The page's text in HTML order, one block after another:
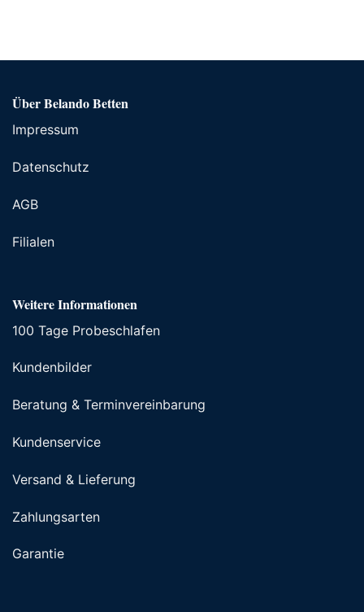
Über Belando Betten
Impressum
Datenschutz
AGB
Filialen
Weitere Informationen
100 Tage Probeschlafen
Kundenbilder
Beratung & Terminvereinbarung
Kundenservice
Versand & Lieferung
Zahlungsarten
Garantie